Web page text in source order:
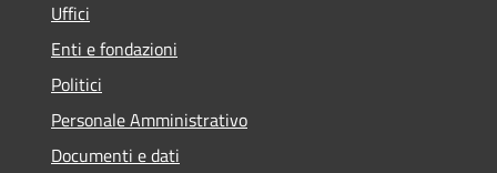
Uffici
Enti e fondazioni
Politici
Personale Amministrativo
Documenti e dati